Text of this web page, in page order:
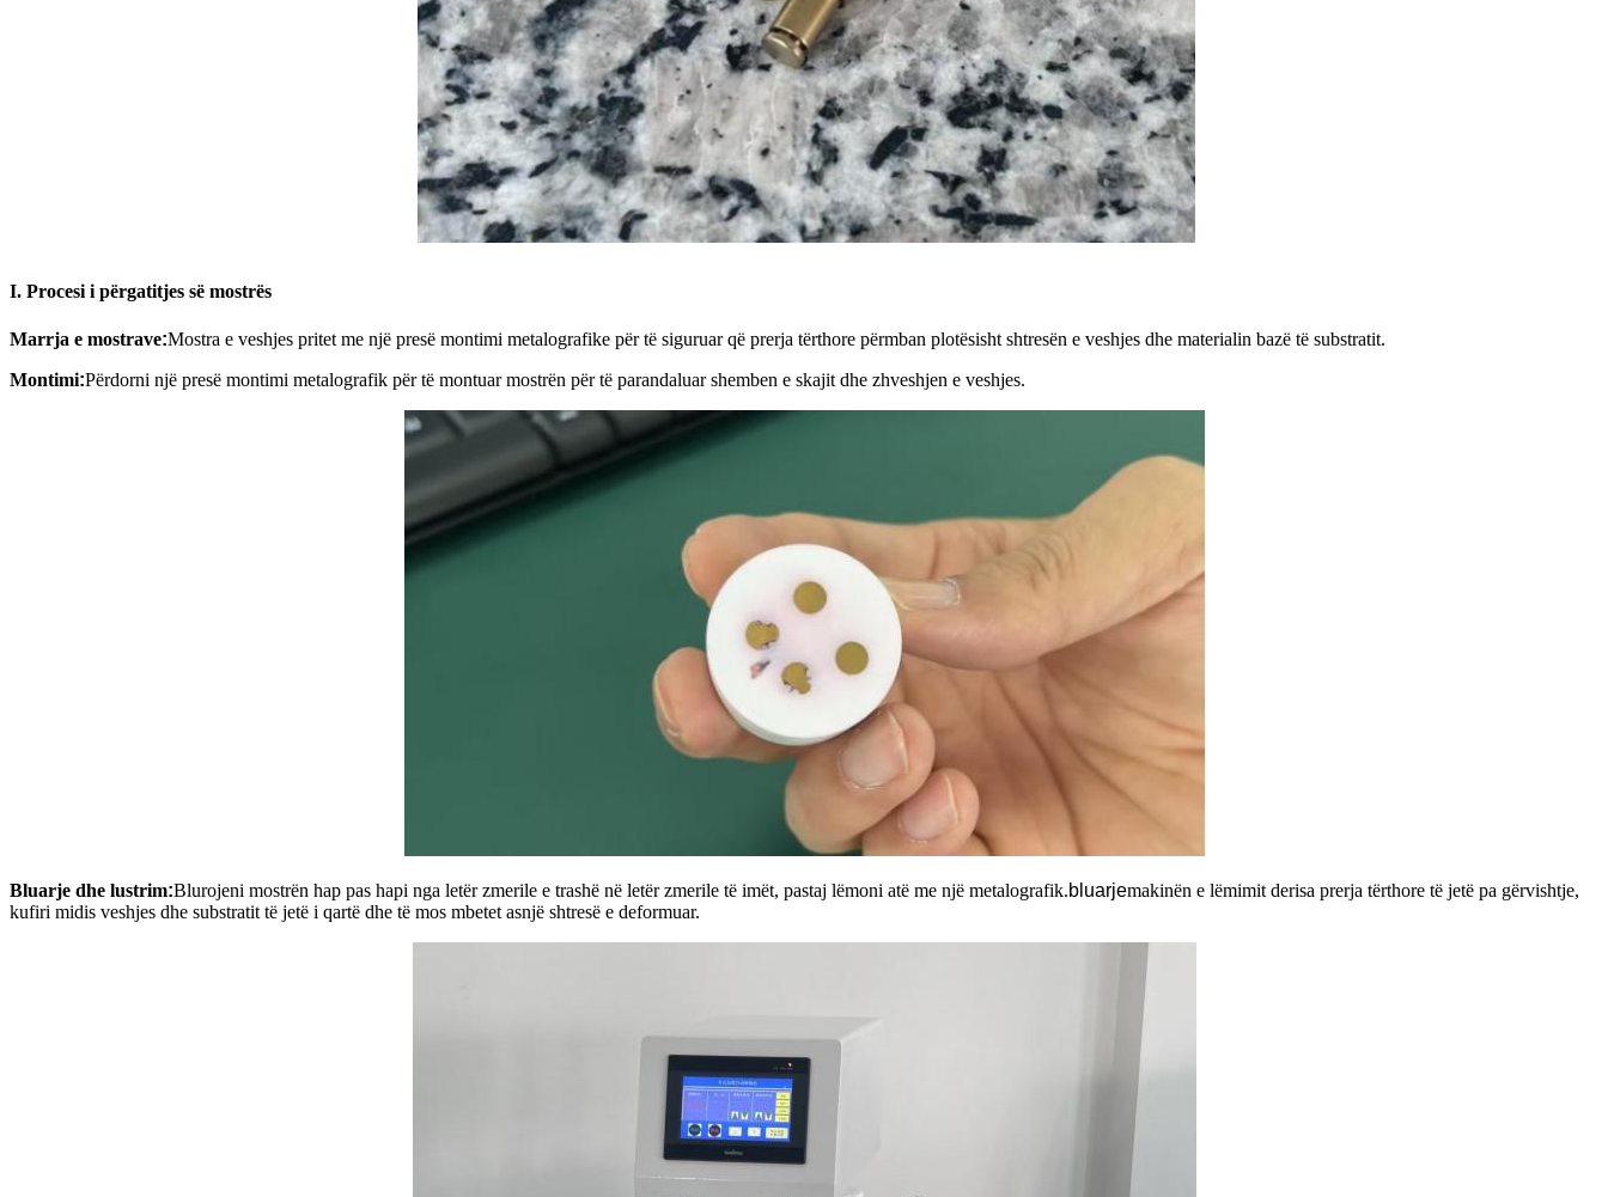
I. Procesi i përgatitjes së mostrës
Marrja e mostrave:Mostra e veshjes pritet me një presë montimi metalografike për të siguruar që prerja tërthore përmban plotësisht shtresën e veshjes dhe materialin bazë të substratit.
Montimi:Përdorni një presë montimi metalografik për të montuar mostrën për të parandaluar shemben e skajit dhe zhveshjen e veshjes.
Bluarje dhe lustrim:Blurojeni mostrën hap pas hapi nga letër zmerile e trashë në letër zmerile të imët, pastaj lëmoni atë me një metalografik.bluarjemakinën e lëmimit derisa prerja tërthore të jetë pa gërvishtje,
kufiri midis veshjes dhe substratit të jetë i qartë dhe të mos mbetet asnjë shtresë e deformuar.